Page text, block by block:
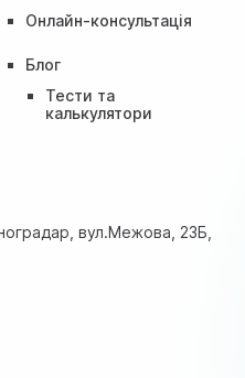
Онлайн-консультація
Блог
Тести та
калькулятори
вул.Межова, 23Б,